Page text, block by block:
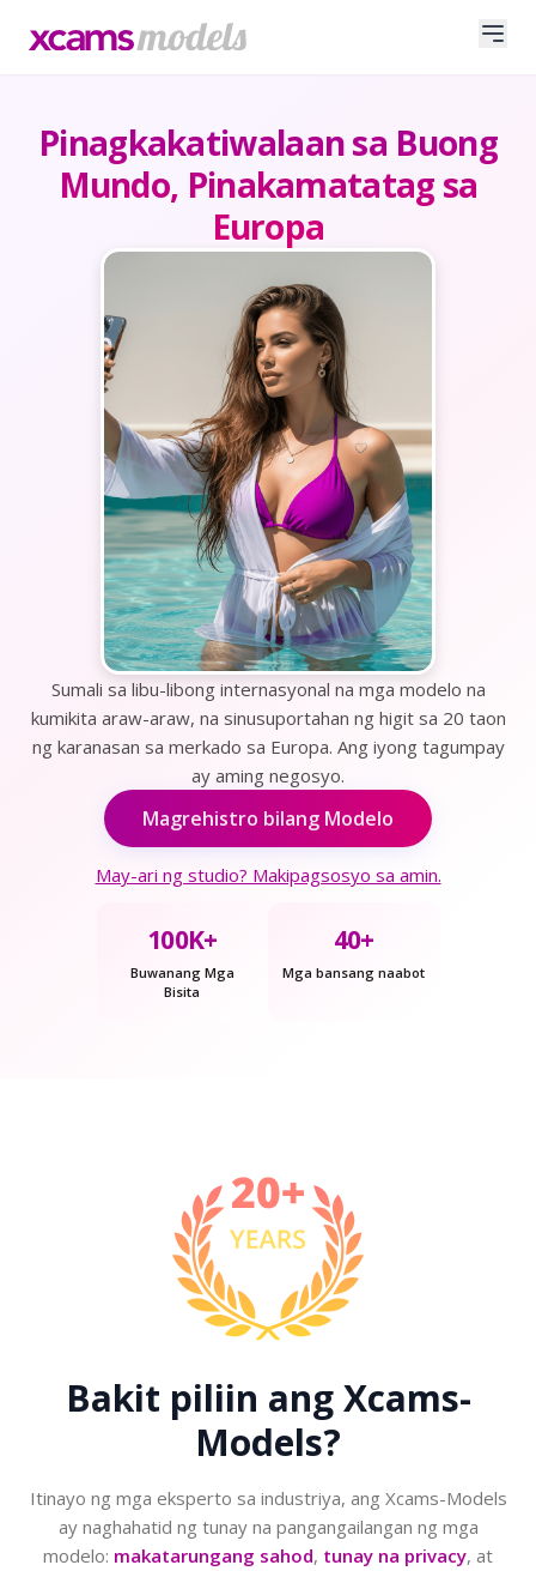
Pinagkakatiwalaan sa Buong
Mundo, Pinakamatatag sa
Europa
Sumali sa libu-libong internasyonal na mga modelo na
kumikita araw-araw, na sinusuportahan ng higit sa 20 taon
ng karanasan sa merkado sa Europa. Ang iyong tagumpay
ay aming negosyo.
Magrehistro bilang Modelo
May-ari ng studio? Makipagsosyo sa amin.
100K+
Buwanang Mga
Bisita
40+
Mga bansang naabot
Bakit piliin angXcams-
Models?
Itinayo ng mga eksperto sa industriya, ang Xcams-Models
ay naghahatid ng tunay na pangangailangan ng mga
modelo: makatarungang sahod, tunay na privacy, at